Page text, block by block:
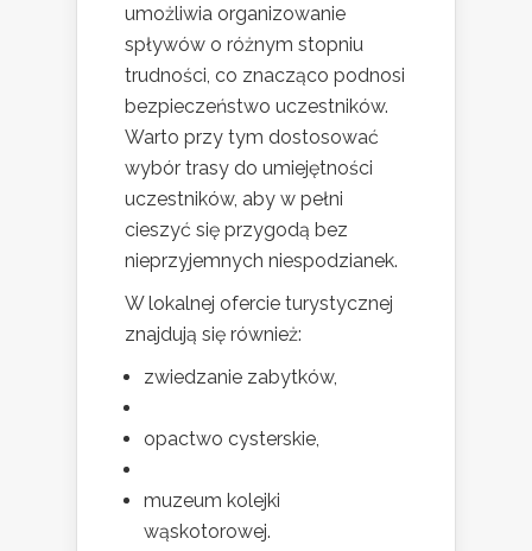
umożliwia organizowanie
spływów o różnym stopniu
trudności, co znacząco podnosi
bezpieczeństwo uczestników.
Warto przy tym dostosować
wybór trasy do umiejętności
uczestników, aby w pełni
cieszyć się przygodą bez
nieprzyjemnych niespodzianek.
W lokalnej ofercie turystycznej
znajdują się również:
zwiedzanie zabytków,
opactwo cysterskie,
muzeum kolejki
wąskotorowej.